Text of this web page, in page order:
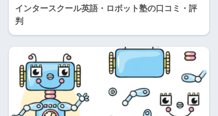
インタースクール英語・ロボット塾の口コミ・評
判